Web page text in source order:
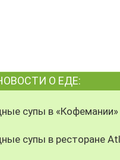
О ЕДЕ:
супы в «Кофемании»
супы в ресторане